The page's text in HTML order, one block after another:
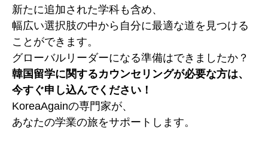
新たに追加された学科も含め、
幅広い選択肢の中から自分に最適な道を見つける
ことができます。
グローバルリーダーになる準備はできましたか？
韓国留学に関するカウンセリングが必要な方は、
今すぐ申し込んでください！
KoreaAgainの専門家が、
あなたの学業の旅をサポートします。